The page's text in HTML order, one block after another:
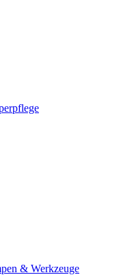
& Werkzeuge